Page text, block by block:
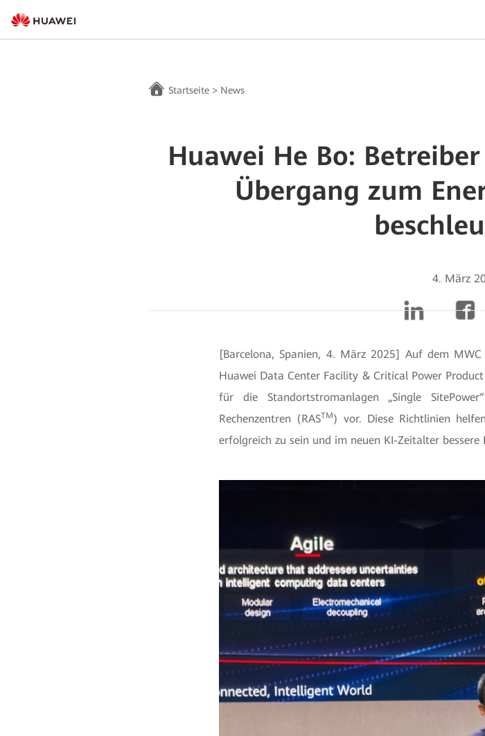
Startseite > News
Huawei He Bo:
Übergang zum
4. März
[Barcelona, Spanien, 4. März 2025] Auf dem
Huawei Data Center Facility & Critical Power
für die Standortstromanlagen „Single
Rechenzentren (RASTM) vor. Diese Richtlinien
erfolgreich zu sein und im neuen KI-Zeitalter bessere